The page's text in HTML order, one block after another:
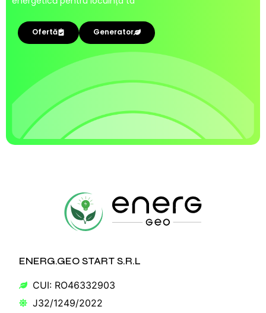
Ofertă Generator
ENERG.GEO START S.R.L
CUI: RO46332903
J32/1249/2022